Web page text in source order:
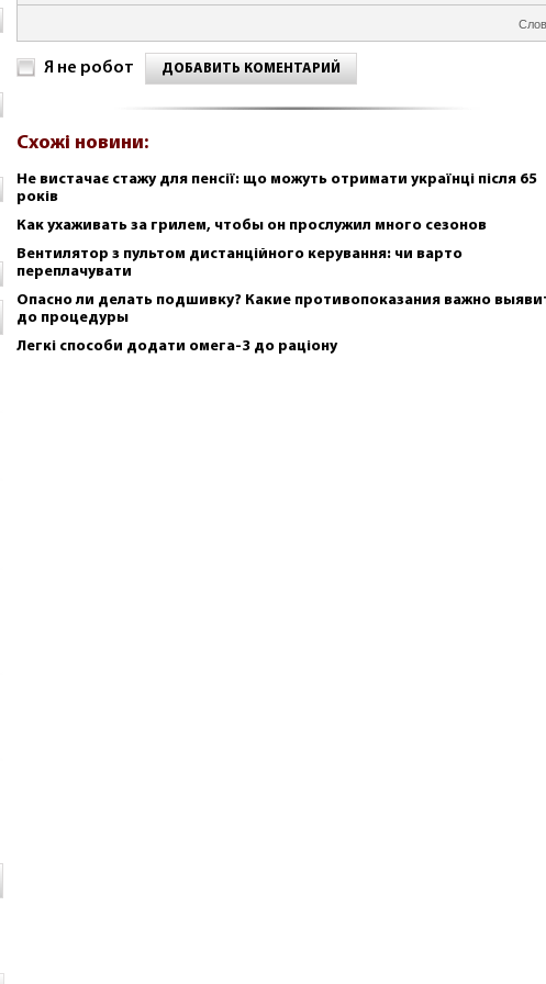
Я не робот ДОБАВИТЬ КОМЕНТАРИЙ
Схожі новини:
Не вистачає стажу для пенсії: що можуть отримати українці після 65
років
Как ухаживать за грилем, чтобы он прослужил много сезонов
Вентилятор з пультом дистанційного керування: чи варто
переплачувати
Опасно ли делать подшивку? Какие противопоказания важно
до процедуры
Легкі способи додати омега-3 до раціону